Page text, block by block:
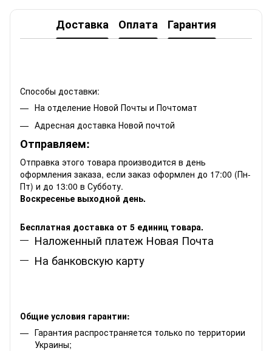
Доставка Оплата Гарантия
Способы доставки:
На отделение Новой Почты и Почтомат
Адресная доставка Новой почтой
Отправляем:
Отправка этого товара производится в день
оформления заказа, если заказ оформлен до 17:00 (Пн-
Пт) и до 13:00 в Субботу.
Воскресенье выходной день.
Бесплатная доставка от 5 единиц товара.
Наложенный платеж Новая Почта
На банковскую карту
Общие условия гарантии:
Гарантия распространяется только по территории
Украины;